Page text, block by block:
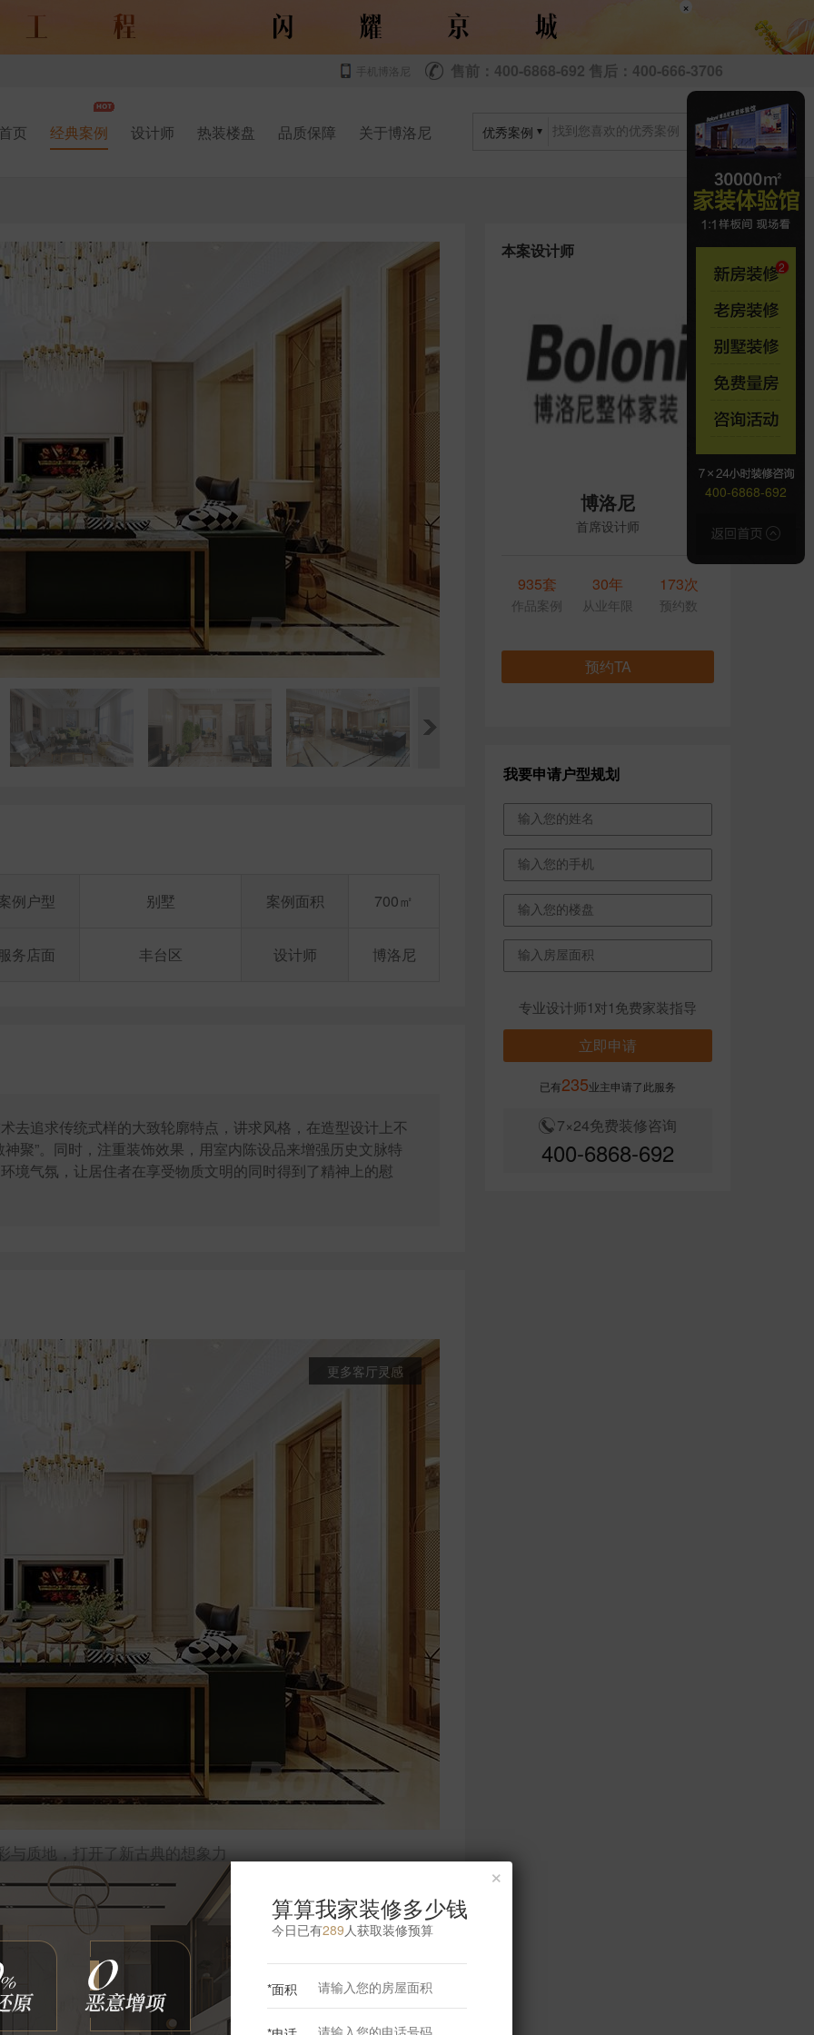
×
手机博洛尼 售前：400-6868-692 售后：400-666-3706
页 经典案例 设计师 热装楼盘 品质保障 关于博洛尼 优秀案例
点击浏览下一张
例户型
务店面
别墅
丰台区
案例面积
设计师
700㎡
博洛尼
去追求传统式样的大致轮廓特点，讲求风格，在造型设计上不
聚”。同时，注重装饰效果，用室内陈设品来增强历史文脉特
境气氛，让居住者在享受物质文明的同时得到了精神上的慰
更多客厅灵感
与质地，打开了新古典的想象力
更多客厅灵感
本案设计师
博洛尼
首席设计师
173次
预约数
30年
从业年限
935套
作品案例
预约TA
我要申请户型规划
专业设计师1对1免费家装指导
立即申请
已有235业主申请了此服务
7×24免费装修咨询
400-6868-692
400-6868-692
×
算算我家装修多少钱
今日已有289 人获取装修预算
*面积